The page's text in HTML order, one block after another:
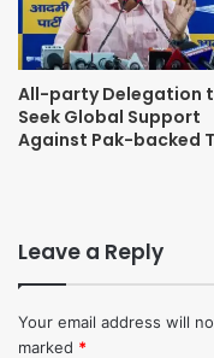
All-party Delegation
Seek Global Support
Against Pak-backed
Leave a Reply
Your email address will
marked *